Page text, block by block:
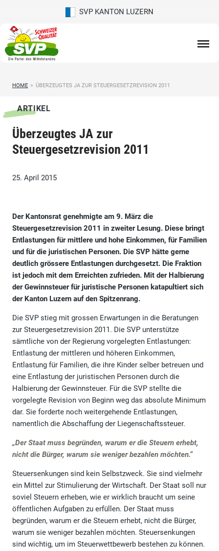
SVP KANTON LUZERN
HOME > ÜBERZEUGTES JA ZUR STEUERGESETZREVISION 2011
ARTIKEL
Überzeugtes JA zur
Steuergesetzrevision 2011
25. April 2015
Der Kantonsrat genehmigte am 9. März die
Steuergesetzrevision 2011 in zweiter Lesung. Diese bringt
Entlastungen für mittlere und hohe Einkommen, für Familien
und für die juristischen Personen. Die SVP hätte gerne
deutlich grössere Entlastungen durchgesetzt. Die Fraktion
ist jedoch mit dem Erreichten zufrieden. Mit der Halbierung
der Gewinnsteuer für juristische Personen katapultiert sich
der Kanton Luzern auf den Spitzenrang.
Die SVP stieg mit grossen Erwartungen in die Beratungen
zur Steuergesetzrevision 2011. Die SVP unterstütze
sämtliche von der Regierung vorgelegten Entlastungen:
Entlastung der mittleren und höheren Einkommen,
Entlastung für Familien, die ihre Kinder selber betreuen und
eine Entlastung der juristischen Personen durch die
Halbierung der Gewinnsteuer. Für die SVP stellte die
vorgelegte Revision von Beginn weg das absolute Minimum
dar. Sie forderte noch weitergehende Entlastungen,
namentlich die Abschaffung der Liegenschaftssteuer.
„Der Staat muss begründen, warum er die Steuern erhebt,
nicht die Bürger, warum sie weniger bezahlen möchten.“
Steuersenkungen sind kein Selbstzweck. Sie sind vielmehr
ein Mittel zur Stimulierung der Wirtschaft. Der Staat soll nur
soviel Steuern erheben, wie er wirklich braucht um seine
öffentlichen Aufgaben zu erfüllen. Der Staat muss
begründen, warum er die Steuern erhebt, nicht die Bürger,
warum sie weniger bezahlen möchten. Steuersenkungen
sind wichtig, um im Steuerwettbewerb bestehen zu können.